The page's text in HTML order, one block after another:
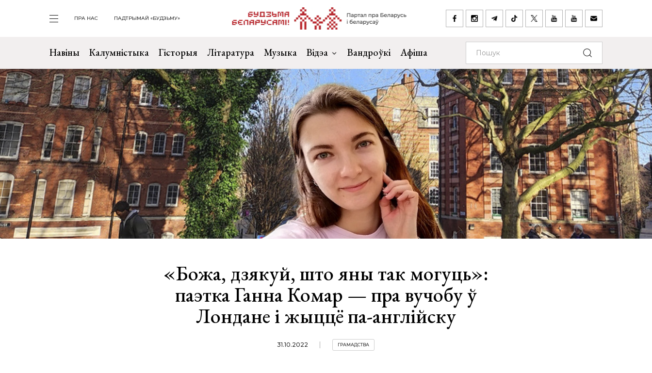
ПРА НАС ПАДТРЫМАЙ «БУДЗЬМУ»
Навіны Калумністыка Гісторыя Літаратура Музыка Відэа Вандроўкі Афіша
«Божа, дзякуй, што яны так могуць»:
паэтка Ганна Комар — пра вучобу ў
Лондане і жыццё па-англійску
31.10.2022 ГРАМАДСТВА